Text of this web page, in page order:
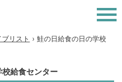
リスト › 鮭の日給食の日の学校
給食センター